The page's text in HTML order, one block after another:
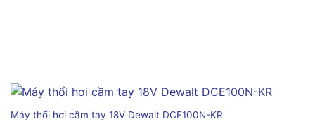
Máy thổi hơi cầm tay 18V Dewalt DCE100N-KR